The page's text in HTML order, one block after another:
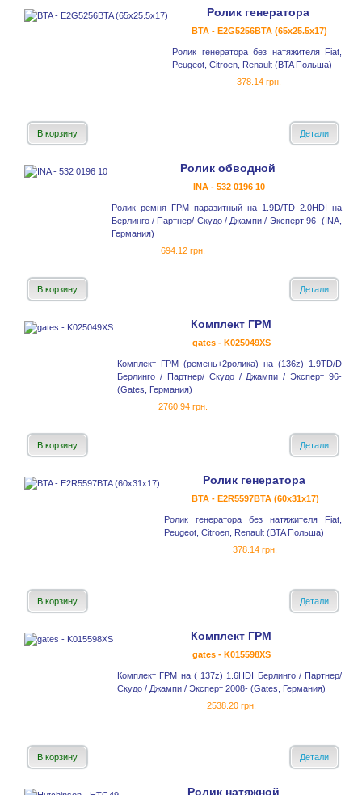
Ролик генератора
BTA - E2G5256BTA (65x25.5x17)
Ролик генератора без натяжителя Fiat,
Peugeot, Citroen, Renault (BTA Польша)
378.14 грн.
В корзину Детали
Ролик обводной
INA - 532 0196 10
Ролик ремня ГРМ паразитный на 1.9D/TD 2.0HDI на
Берлинго / Партнер/ Скудо / Джампи / Эксперт 96- (INA,
Германия)
694.12 грн.
В корзину Детали
Комплект ГРМ
gates - K025049XS
Комплект ГРМ (ремень+2ролика) на (136z) 1.9TD/D
Берлинго / Партнер/ Скудо / Джампи / Эксперт 96-
(Gates, Германия)
2760.94 грн.
В корзину Детали
Ролик генератора
BTA - E2R5597BTA (60x31x17)
Ролик генератора без натяжителя Fiat,
Peugeot, Citroen, Renault (BTA Польша)
378.14 грн.
В корзину Детали
Комплект ГРМ
gates - K015598XS
Комплект ГРМ на ( 137z) 1.6HDI Берлинго / Партнер/
Скудо / Джампи / Эксперт 2008- (Gates, Германия)
2538.20 грн.
В корзину Детали
Ролик натяжной